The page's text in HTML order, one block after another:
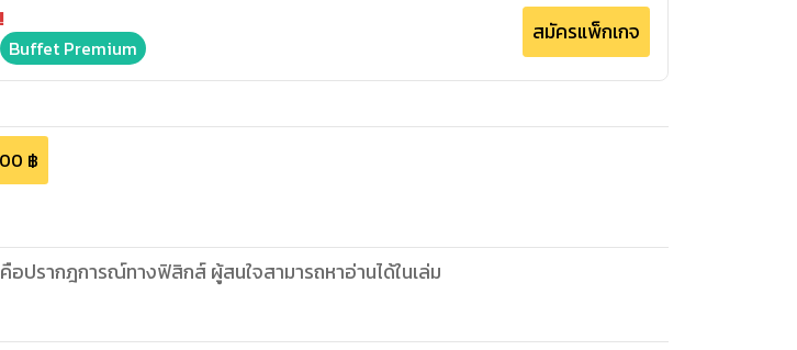
Buffet Premium
สมัครแพ็กเกจ
฿
ปรากฎการณ์ทางฟิสิกส์ ผู้สนใจสามารถหาอ่านได้ในเล่ม